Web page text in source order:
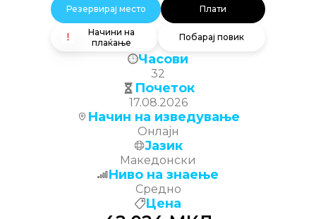
Резервирај место Плати
Начини на
плаќање
Побарај повик
Часови
32
Почеток
17.08.2026
Начин на изведување
Онлајн
Јазик
Македонски
Ниво на знаење
Средно
Цена